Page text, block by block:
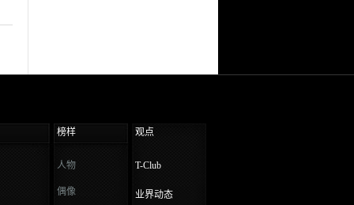
榜样 观点
人物
偶像
T-Club
业界动态